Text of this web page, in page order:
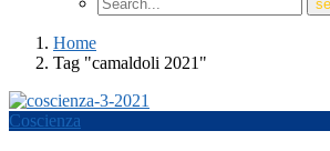
Home
Tag "camaldoli 2021"
Coscienza